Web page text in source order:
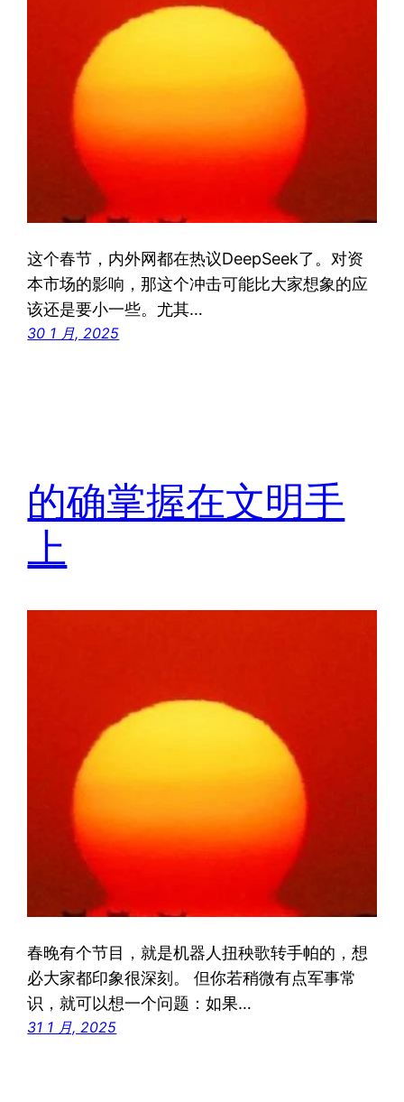
这个春节，内外网都在热议DeepSeek了。对资
本市场的影响，那这个冲击可能比大家想象的应
该还是要小一些。尤其…
30 1 月, 2025
的确掌握在文明手
上
春晚有个节目，就是机器人扭秧歌转手帕的，想
必大家都印象很深刻。 但你若稍微有点军事常
识，就可以想一个问题：如果…
31 1 月, 2025